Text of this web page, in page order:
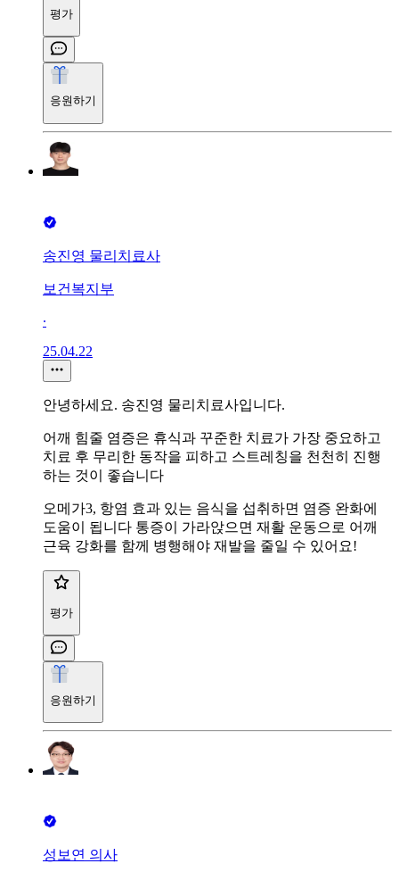
평가
응원하기
송진영 물리치료사
보건복지부
∙
25.04.22
안녕하세요. 송진영 물리치료사입니다.
어깨 힘줄 염증은 휴식과 꾸준한 치료가 가장 중요하고
치료 후 무리한 동작을 피하고 스트레칭을 천천히 진행
하는 것이 좋습니다
오메가3, 항염 효과 있는 음식을 섭취하면 염증 완화에
도움이 됩니다 통증이 가라앉으면 재활 운동으로 어깨
근육 강화를 함께 병행해야 재발을 줄일 수 있어요!
평가
응원하기
성보연 의사